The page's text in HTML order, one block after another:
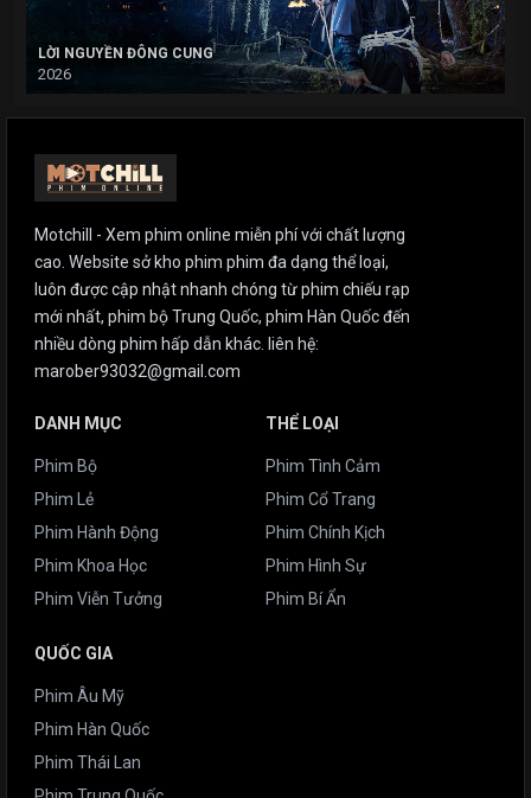
LỜI NGUYỀN ĐÔNG CUNG
2026
Motchill - Xem phim online miễn phí với chất lượng
cao. Website sở kho phim phim đa dạng thể loại,
luôn được cập nhật nhanh chóng từ phim chiếu rạp
mới nhất, phim bộ Trung Quốc, phim Hàn Quốc đến
nhiều dòng phim hấp dẫn khác. liên hệ:
marober93032@gmail.com
DANH MỤC
Phim Bộ
Phim Lẻ
Phim Hành Động
Phim Khoa Học
Phim Viễn Tưởng
THỂ LOẠI
Phim Tình Cảm
Phim Cổ Trang
Phim Chính Kịch
Phim Hình Sự
Phim Bí Ẩn
QUỐC GIA
Phim Âu Mỹ
Phim Hàn Quốc
Phim Thái Lan